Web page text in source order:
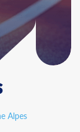
Alpes